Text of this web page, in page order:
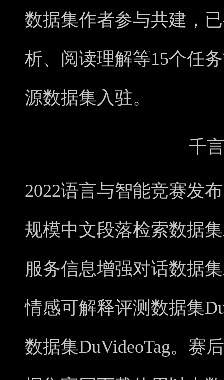
数据集作者参与共建，
析、阅读理解等15个任
源数据集入驻。
千
2022语言与智能竞赛发
规模中文段落检索数据
服务信息增强对话数据
情感可解释评测数据集
数据集DuVideoTag。赛